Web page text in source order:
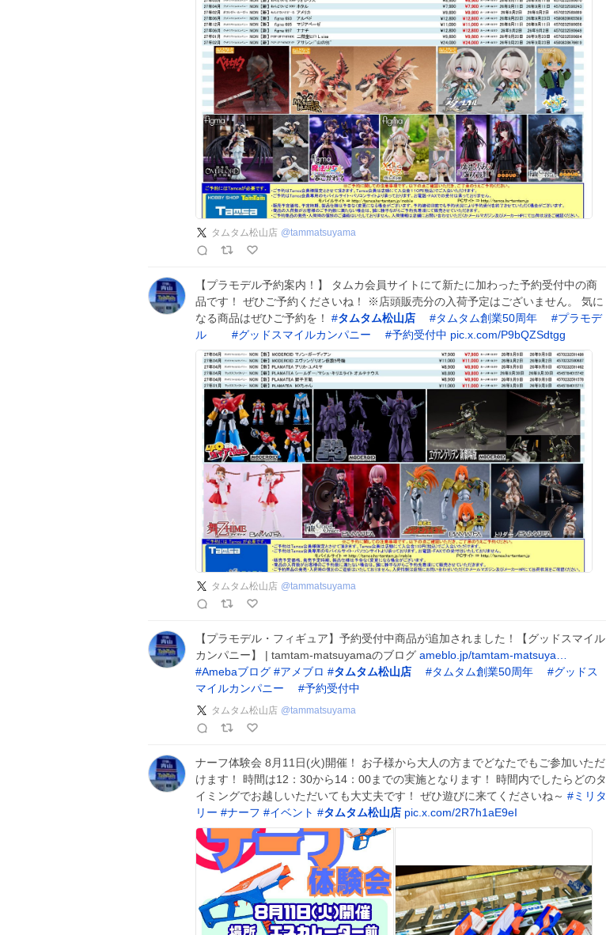
タムタム松山店 @tammatsuyama
【プラモデル予約案内！】 タムカ会員サイトにて新たに加わった予約受付中の商
品です！ ぜひご予約くださいね！ ※店頭販売分の入荷予定はございません。 気に
なる商品はぜひご予約を！ #タムタム松山店 #タムタム創業50周年 #プラモデ
ル
#グッドスマイルカンパニー #予約受付中 pic.x.com/P9bQZSdtgg
タムタム松山店 @tammatsuyama
【プラモデル・フィギュア】予約受付中商品が追加されました！【グッドスマイル
カンパニー】 | tamtam-matsuyamaのブログ ameblo.jp/tamtam-matsuya…
#Amebaブログ #アメブロ #タムタム松山店 #タムタム創業50周年 #グッドス
マイルカンパニー
#予約受付中
タムタム松山店 @tammatsuyama
ナーフ体験会 8月11日(火)開催！ お子様から大人の方までどなたでもご参加いただ
けます！ 時間は12：30から14：00までの実施となります！ 時間内でしたらどのタ
イミングでお越しいただいても大丈夫です！ ぜひ遊びに来てくださいね～ #ミリタ
リー #ナーフ #イベント #タムタム松山店 pic.x.com/2R7h1aE9eI